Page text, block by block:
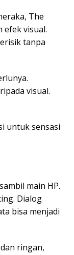
The
efek visual.
tanpa
visual.
untuk sensasi
main HP.
Dialog
bisa menjadi
ringan,